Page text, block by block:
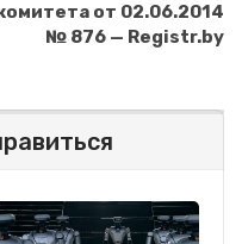
от 02.06.2014
№ 876 — Registr.by